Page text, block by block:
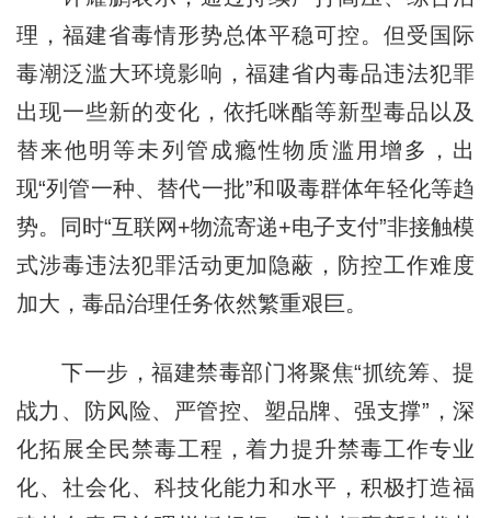
理，福建省毒情形势总体平稳可控。但受国际
毒潮泛滥大环境影响，福建省内毒品违法犯罪
出现一些新的变化，依托咪酯等新型毒品以及
替来他明等未列管成瘾性物质滥用增多，出
现“列管一种、替代一批”和吸毒群体年轻化等趋
势。同时“互联网+物流寄递+电子支付”非接触模
式涉毒违法犯罪活动更加隐蔽，防控工作难度
加大，毒品治理任务依然繁重艰巨。
下一步，福建禁毒部门将聚焦“抓统筹、提
战力、防风险、严管控、塑品牌、强支撑”，深
化拓展全民禁毒工程，着力提升禁毒工作专业
化、社会化、科技化能力和水平，积极打造福